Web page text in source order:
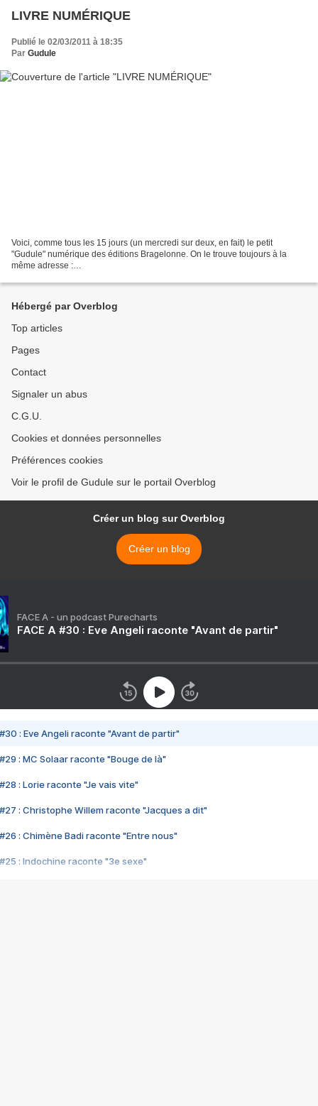
LIVRE NUMÉRIQUE
Publié le 02/03/2011 à 18:35
Par Gudule
Voici, comme tous les 15 jours (un mercredi sur deux, en fait) le petit
"Gudule" numérique des éditions Bragelonne. On le trouve toujours à la
même adresse :
a
Hébergé par Overblog
Top articles
Pages
Contact
Signaler un abus
C.G.U.
Cookies et données personnelles
Préférences cookies
Voir le profil de Gudule sur le portail Overblog
Créer un blog sur Overblog
Créer un blog
FACE A - un podcast Purecharts
FACE A #30 : Eve Angeli raconte "Avant de partir"
#30 : Eve Angeli raconte "Avant de partir"
#29 : MC Solaar raconte "Bouge de là"
#28 : Lorie raconte "Je vais vite"
#27 : Christophe Willem raconte "Jacques a dit"
#26 : Chimène Badi raconte "Entre nous"
#25 : Indochine raconte "3e sexe"